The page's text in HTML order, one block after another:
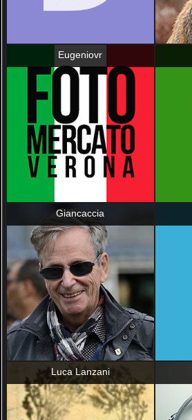
Eugeniovr
Giancaccia
Luca Lanzani